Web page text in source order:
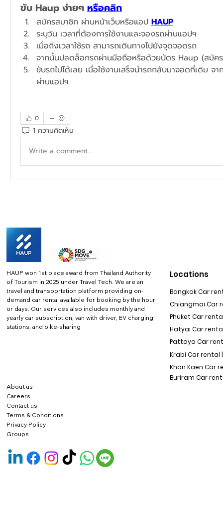
ขับ Haup ง่ายๆ หรือคลิก
สมัครสมาชิก ผ่านหน้าเว็บหรือแอป HAUP
ระบุวัน เวลาที่ต้องการใช้งานและจองรถผ่านแอปฯ​
เมื่อถึงเวลาใช้รถ สามารถเดินทางไปยังจุดจอดรถ
จากนั้นปลดล็อกรถผ่านมือถือหรือด้วยบัตร Haup (สมัค
ขับรถไปได้เลย เมื่อใช้งานเสร็จนำรถกลับมาจอดที่เดิม
ผ่านแอปฯ
0
1 ความคิดเห็น
Write a comment...
HAUP won 1st place award from Thailand Authority
of Tourism in 2025 under Travel Tech. We are an
travel and transportation platform providing on-
demand car rental available for booking by the hour
or days. Our services also includes monthly and
yearly car subscription, van with driver, EV charging
stations, and bike-sharing
About us
Careers
Contact us
Terms & Conditions
Privacy Policy
Locations
Bangkok Car
Chiangmai Car
Phuket Car rental
Hatyai Car
Pattaya Car
Krabi Car rental |
Khon Kaen Car
Buriram Car
Groups